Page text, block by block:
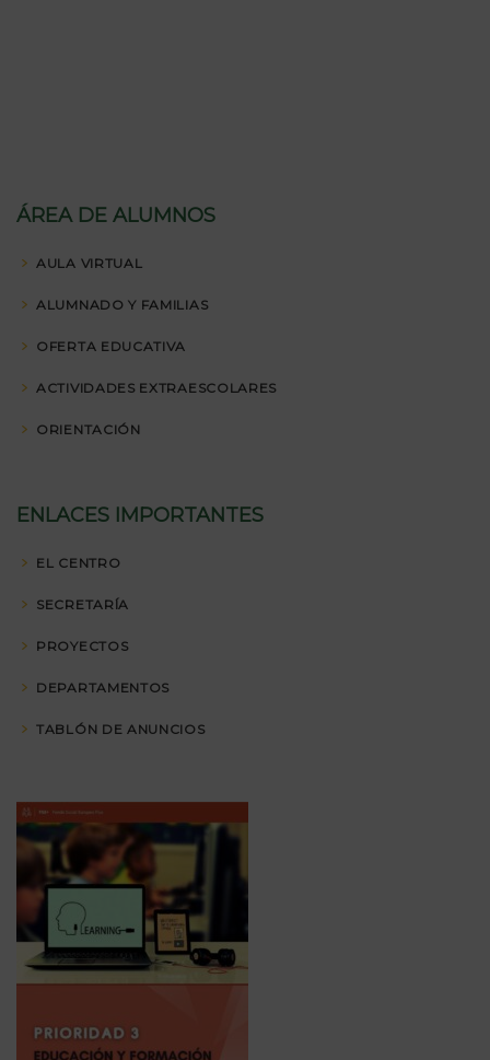
ÁREA DE ALUMNOS
AULA VIRTUAL
ALUMNADO Y FAMILIAS
OFERTA EDUCATIVA
ACTIVIDADES EXTRAESCOLARES
ORIENTACIÓN
ENLACES IMPORTANTES
EL CENTRO
SECRETARÍA
PROYECTOS
DEPARTAMENTOS
TABLÓN DE ANUNCIOS